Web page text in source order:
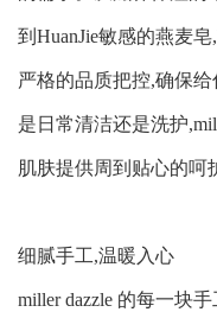
到HuanJie敏感的燕麦
严格的品质把控,确保
是日常清洁还是洗护
肌肤提供周到贴心的呵
细腻手工,温暖入心
miller dazzle 的每一块